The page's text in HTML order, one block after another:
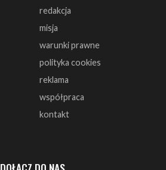
redakcja
misja
warunki prawne
polityka cookies
reklama
współpraca
kontakt